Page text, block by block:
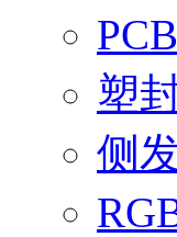
塑
侧